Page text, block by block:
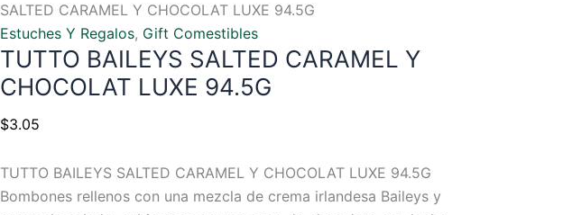
SALTED CARAMEL Y CHOCOLAT LUXE 94.5G
Estuches Y Regalos, Gift Comestibles
TUTTO BAILEYS SALTED CARAMEL Y
CHOCOLAT LUXE 94.5G
$3.05
TUTTO BAILEYS SALTED CARAMEL Y CHOCOLAT LUXE 94.5G
Bombones rellenos con una mezcla de crema irlandesa Baileys y